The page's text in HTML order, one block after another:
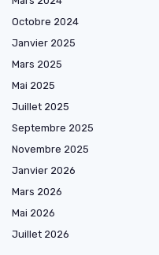
Octobre 2024
Janvier 2025
Mars 2025
Mai 2025
Juillet 2025
Septembre 2025
Novembre 2025
Janvier 2026
Mars 2026
Mai 2026
Juillet 2026